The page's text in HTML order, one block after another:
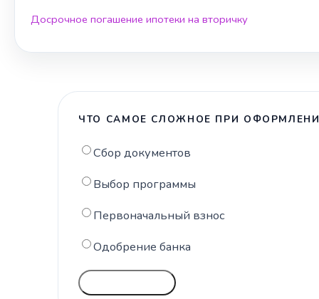
Досрочное погашение ипотеки на вторичку
ЧТО САМОЕ СЛОЖНОЕ ПРИ
Сбор документов
Выбор программы
Первоначальный взнос
Одобрение банка